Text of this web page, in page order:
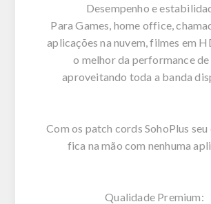
Desempenho e
Para Games, home office,
aplicações na nuvem, filmes em
o melhor da performance de
aproveitando toda a banda
Com os patch cords SohoPlus
fica na mão com nenhuma
Qualidade Premium: